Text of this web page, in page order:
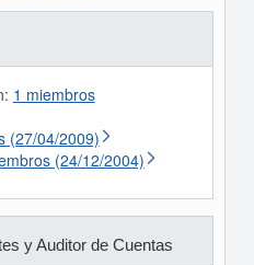
1 miembros
(27/04/2009)
(24/12/2004)
y Auditor de Cuentas